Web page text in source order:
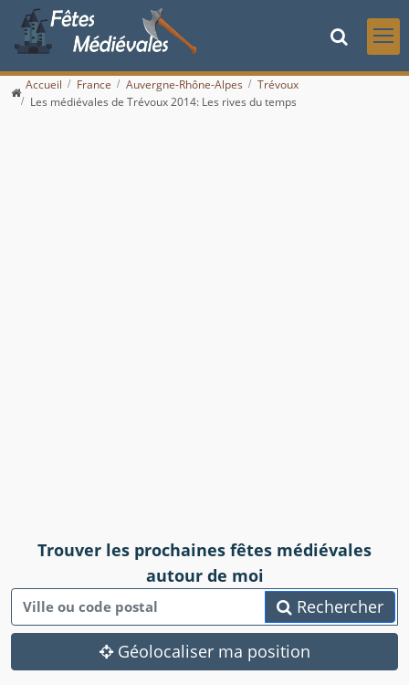
Accueil France Auvergne-Rhône-Alpes
Trévoux
Les médiévales de Trévoux 2014: Les rives du temps
Trouver les prochaines fêtes médiévales
autour de moi
Rechercher
Géolocaliser ma position